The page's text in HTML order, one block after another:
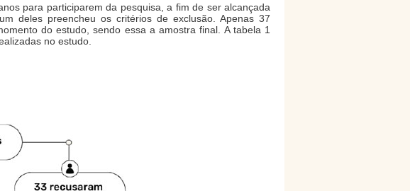
para participarem da pesquisa, a fim de ser alcançada
deles preencheu os critérios de exclusão. Apenas 37
do estudo, sendo essa a amostra final. A tabela 1
no estudo.